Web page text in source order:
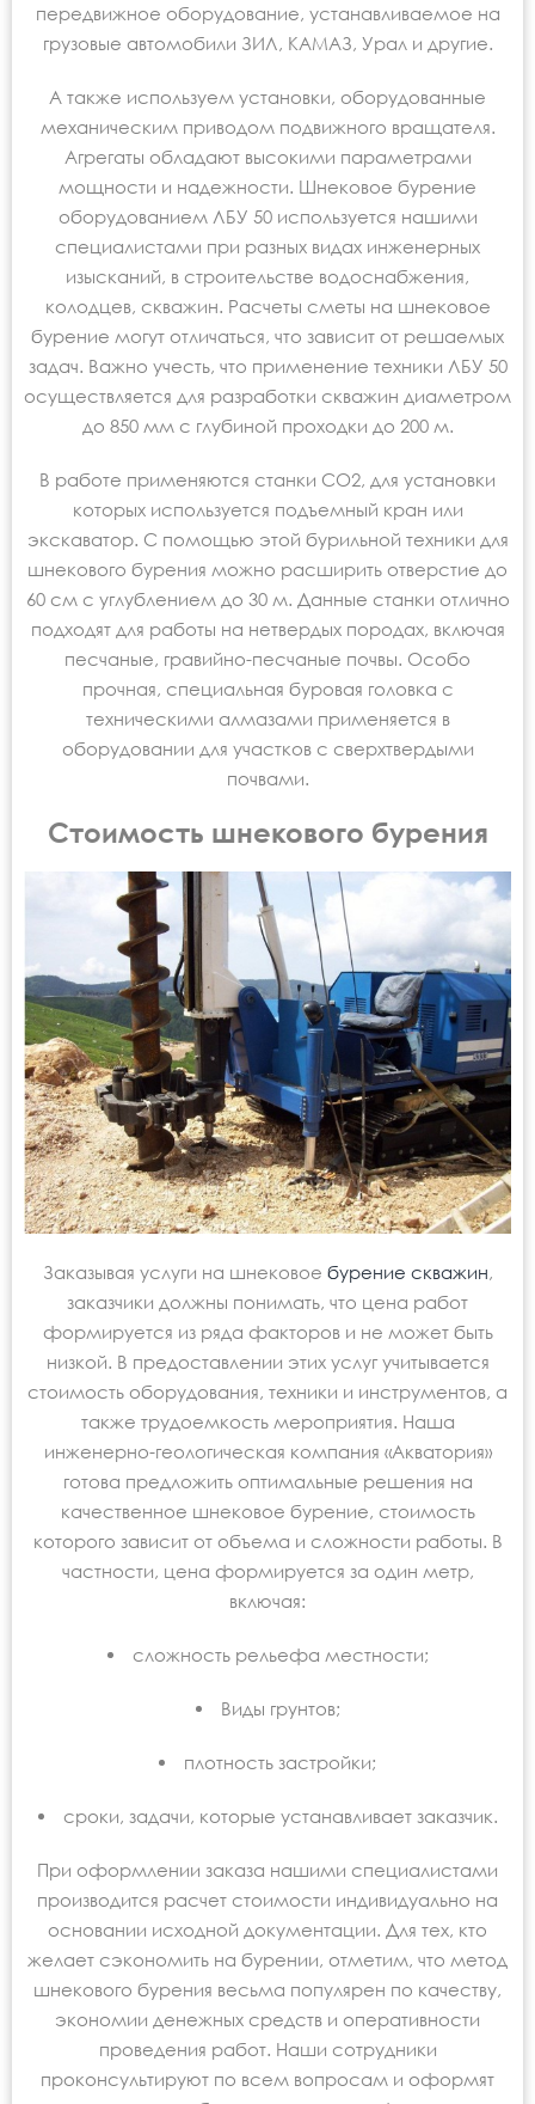
передвижное оборудование, устанавливаемое на
грузовые автомобили ЗИЛ, КАМАЗ, Урал и другие.
А также используем установки, оборудованные
механическим приводом подвижного вращателя.
Агрегаты обладают высокими параметрами
мощности и надежности. Шнековое бурение
оборудованием ЛБУ 50 используется нашими
специалистами при разных видах инженерных
изысканий, в строительстве водоснабжения,
колодцев, скважин. Расчеты сметы на шнековое
бурение могут отличаться, что зависит от решаемых
задач. Важно учесть, что применение техники ЛБУ 50
осуществляется для разработки скважин диаметром
до 850 мм с глубиной проходки до 200 м.
В работе применяются станки СО2, для установки
которых используется подъемный кран или
экскаватор. С помощью этой бурильной техники для
шнекового бурения можно расширить отверстие до
60 см с углублением до 30 м. Данные станки отлично
подходят для работы на нетвердых породах, включая
песчаные, гравийно-песчаные почвы. Особо
прочная, специальная буровая головка с
техническими алмазами применяется в
оборудовании для участков с сверхтвердыми
почвами.
Стоимость шнекового бурения
Заказывая услуги на шнековое бурение скважин,
заказчики должны понимать, что цена работ
формируется из ряда факторов и не может быть
низкой. В предоставлении этих услуг учитывается
стоимость оборудования, техники и инструментов, а
также трудоемкость мероприятия. Наша
инженерно-геологическая компания «Акватория»
готова предложить оптимальные решения на
качественное шнековое бурение, стоимость
которого зависит от объема и сложности работы. В
частности, цена формируется за один метр,
включая:
сложность рельефа местности;
Виды грунтов;
плотность застройки;
сроки, задачи, которые устанавливает заказчик.
При оформлении заказа нашими специалистами
производится расчет стоимости индивидуально на
основании исходной документации. Для тех, кто
желает сэкономить на бурении, отметим, что метод
шнекового бурения весьма популярен по качеству,
экономии денежных средств и оперативности
проведения работ. Наши сотрудники
проконсультируют по всем вопросам и оформят